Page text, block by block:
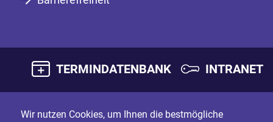
TERMINDATENBANK INTRANET
Wir nutzen Cookies, um Ihnen die bestmögliche